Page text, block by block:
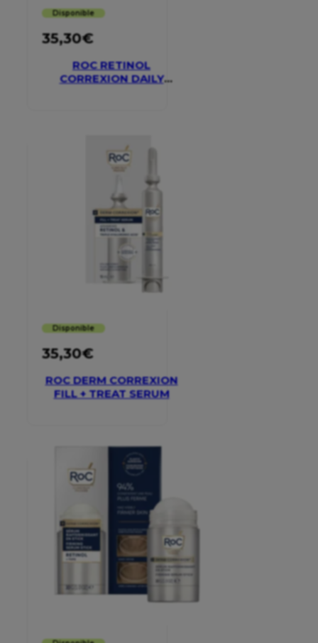
Disponible
35,30€
ROC RETINOL
CORREXION DAILY
Disponible
35,30€
ROC DERM CORREXION
FILL + TREAT SERUM